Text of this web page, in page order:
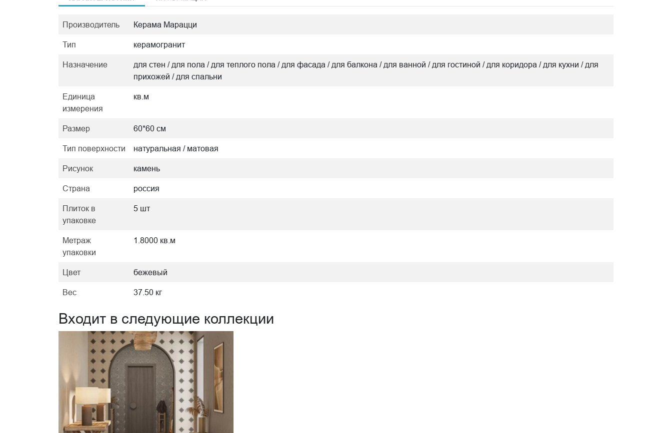
Производитель Керама Марацци
Тип керамогранит
Назначение
для стен / для пола / для теплого пола / для фасада / для балкона / для ванной / для гостиной / для коридора / для кухни / для
прихожей / для спальни
Единица
измерения
кв.м
Размер 60*60 см
Тип поверхности натуральная / матовая
Рисунок камень
Страна россия
Плиток в
упаковке
5 шт
Метраж
упаковки
1.8000 кв.м
Цвет бежевый
Вес 37.50 кг
Входит в следующие коллекции